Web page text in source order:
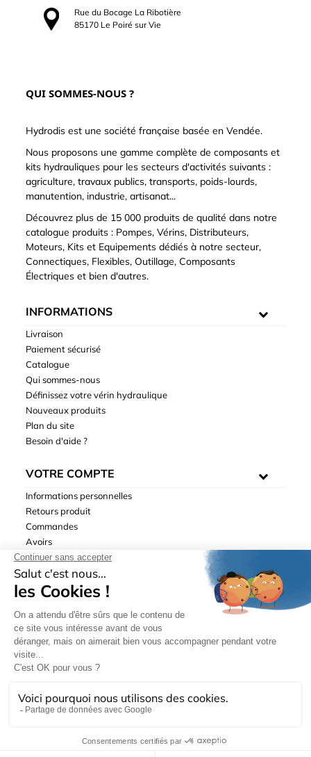
Rue du Bocage La Ribotière
85170 Le Poiré sur Vie
QUI SOMMES-NOUS ?
Hydrodis est une société française basée en Vendée.
Nous proposons une gamme complète de composants et
kits hydrauliques pour les secteurs d'activités suivants :
agriculture, travaux publics, transports, poids-lourds,
manutention, industrie, artisanat...
Découvrez plus de 15 000 produits de qualité dans notre
catalogue produits : Pompes, Vérins, Distributeurs,
Moteurs, Kits et Equipements dédiés à notre secteur,
Connectiques, Flexibles, Outillage, Composants
Électriques et bien d'autres.
INFORMATIONS
Livraison
Paiement sécurisé
Catalogue
Qui sommes-nous
Définissez votre vérin hydraulique
Nouveaux produits
Plan du site
Besoin d'aide ?
VOTRE COMPTE
Informations personnelles
Retours produit
Commandes
Avoirs
Adresses
Bons de réduction
de ventes| © Hydrodis 2003-2026. Tous droits réservés